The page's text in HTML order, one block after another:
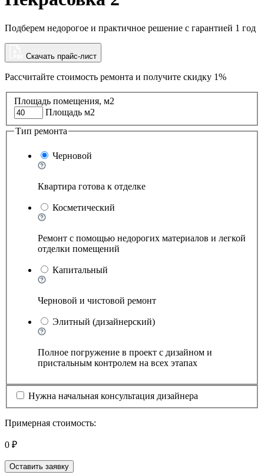
Подберем недорогое и практичное решение с гарантией 1 год
Скачать прайс-лист
Рассчитайте стоимость ремонта и получите скидку 1%
Площадь помещения, м2
Площадь м2
Тип ремонта
Черновой
Квартира готова к отделке
Косметический
Ремонт с помощью недорогих материалов и легкой
отделки помещений
Капитальный
Черновой и чистовой ремонт
Элитный (дизайнерский)
Полное погружение в проект с дизайном и
пристальным контролем на всех этапах
Нужна начальная консультация дизайнера
Примерная стоимость:
0 ₽
Оставить заявку